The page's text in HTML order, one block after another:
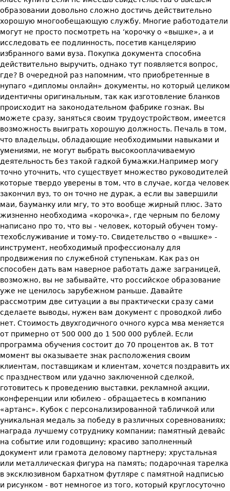
образовании довольно сложно достичь действительно
хорошую многообещающую службу. Многие работодатели
могут не просто посмотреть на ‘корочку о «вышке», а и
исследовать ее подлинность, посетив канцелярию
избранного вами вуза. Покупка документа способна
действительно выручить, однако тут появляется вопрос,
где? В очередной раз напомним, что приобретенные в
нупаго «дипломы онлайн» документы, но который целиком
идентичны оригинальным, так как изготовление бланков
происходит на законодательном фабрике гознак. Вы
можете сразу, заняться своим трудоустройством, имеется
возможность выиграть хорошую должность. Печаль в том,
что владельцы, обладающие необходимыми навыками и
умениями, не могут выбрать высокооплачиваемую
деятельность без такой гадкой бумажки.Например могу
точно уточнить, что существует множество руководителей
которые твердо уверены в том, что в случае, когда человек
закончил вуз, то он точно не дурак, а если вы завершили
маи, бауманку или мгу, то это вообще жирный плюс. Зато
жизненно необходима «корочка», где черным по белому
написано про то, что вы - человек, который обучен тому-
техобслуживание и тому-то. Свидетельство о «вышке» -
инструмент, необходимый профессионалу для
продвижения по служебной ступенькам. Как раз он
способен дать вам наверное работать даже заграницей,
возможно, вы не забывайте, что российское образование
уже не ценилось зарубежном раньше. Давайте
рассмотрим две ситуации а вы практически сразу сами
сделаете выводы, нужен вам документ с проводкой либо
нет. Стоимость двухгодичного очного курса мва меняется
от примерно от 500 000 до 1 500 000 рублей. Если
программа обучения состоит до 70 процентов ак. В тот
момент вы оказываете знак расположения своим
клиентам, поставщикам и клиентам, хочется поздравить их
с празднеством или удачно заключенной сделкой,
готовитесь к проведению выставки, рекламной акции,
конференции или юбилею - обращаетесь в компанию
«артанс». Кубок с персонализированной табличкой или
уникальная медаль за победу в различных соревнованиях;
награда лучшему сотруднику компании; памятный девайс
на событие или годовщину; красиво заполненный
документ или грамота деловому партнеру; хрустальная
или металлическая фигура на память; подарочная тарелка
в эксклюзивном бархатном футляре с памятной надписью
и рисунком - вот немногое из того, который круглосуточно